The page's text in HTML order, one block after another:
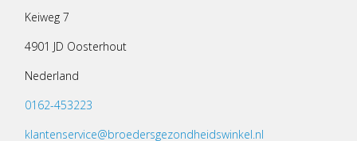
Keiweg 7
4901 JD Oosterhout
Nederland
0162-453223
klantenservice@broedersgezondheidswinkel.nl